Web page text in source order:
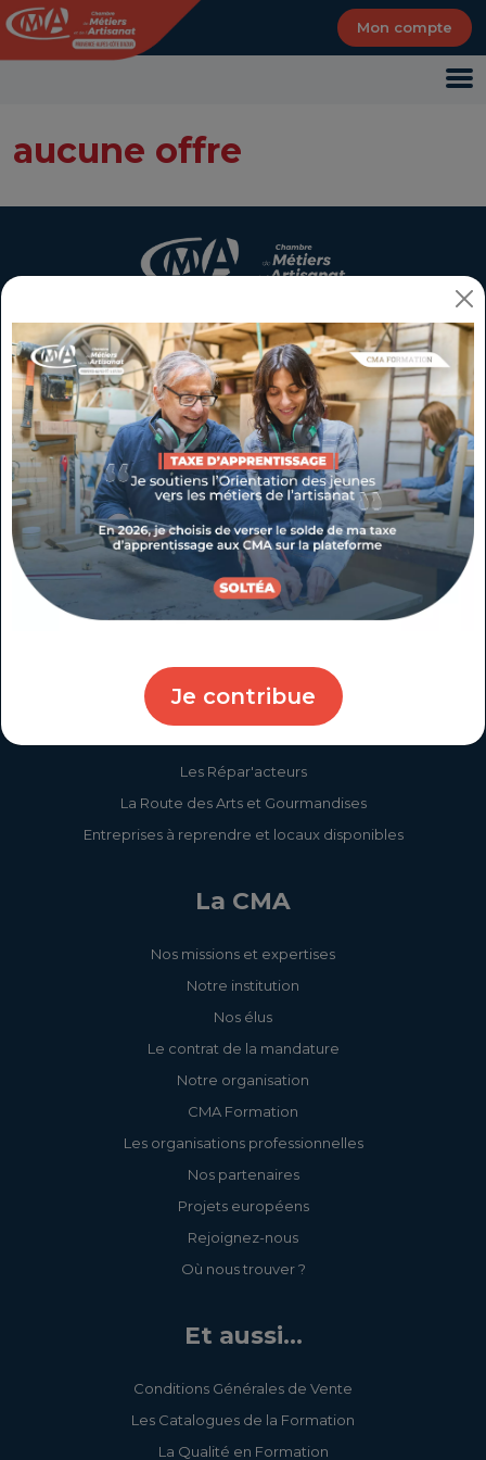
Mon compte
Je contribue
aucune offre
CMA Provence-Alpes-Côte d'Azur - Création
d'entreprise, formation
Mon espace de services
Chef(fe) d'entreprise
Créateur(rice) / Repreneur(euse) d'entreprise
Jeune / Apprenti(e)
Salarié(e) / Demandeur(euse) d'emploi
Collectivité / Partenaire
Examens Taxis et VTC
Les Répar'acteurs
La Route des Arts et Gourmandises
Entreprises à reprendre et locaux disponibles
La CMA
Nos missions et expertises
Notre institution
Nos élus
Le contrat de la mandature
Notre organisation
CMA Formation
Les organisations professionnelles
Nos partenaires
Projets européens
Rejoignez-nous
Où nous trouver ?
Et aussi...
Conditions Générales de Vente
Les Catalogues de la Formation
La Qualité en Formation
Panneau de gestion des cookies